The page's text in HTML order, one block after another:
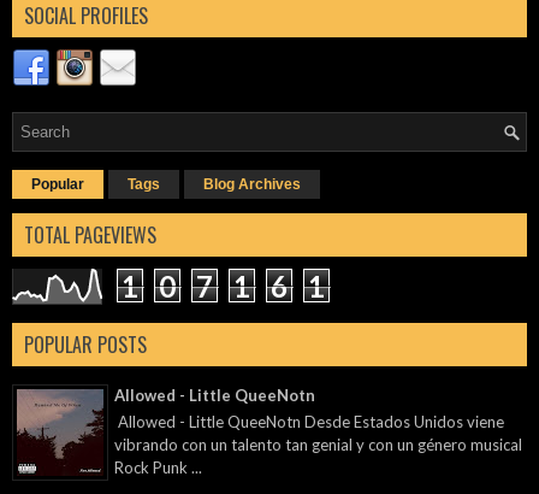
SOCIAL PROFILES
Popular Tags Blog Archives
TOTAL PAGEVIEWS
1 0 7 1 6 1
POPULAR POSTS
Allowed - Little QueeNotn
Allowed - Little QueeNotn Desde Estados Unidos viene
vibrando con un talento tan genial y con un género musical
Rock Punk ...